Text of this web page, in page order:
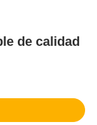
de calidad